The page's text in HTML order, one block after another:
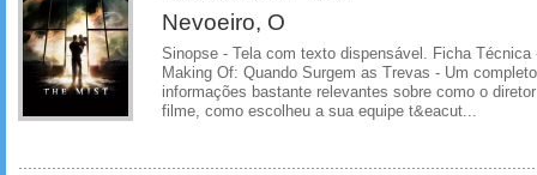
Nevoeiro, O
Sinopse - Tela com texto dispensável. Ficha Técnica
Making Of: Quando Surgem as Trevas - Um
informações bastante relevantes sobre como o
filme, como escolheu a sua equipe t&eacut...